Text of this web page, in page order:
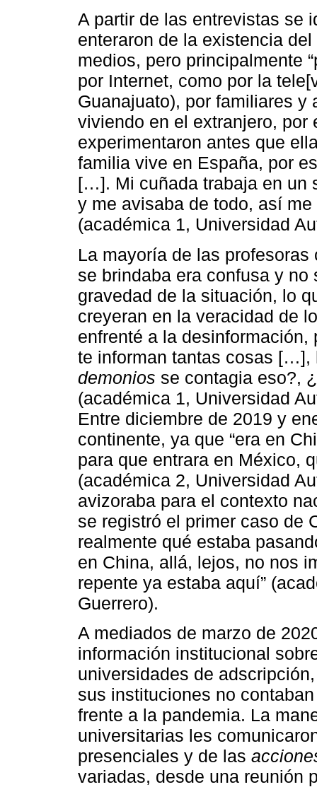
A partir de las entrevistas se
enteraron de la existencia
medios, pero principalmente
por Internet, como por la
Guanajuato), por familiares y
viviendo en el extranjero, por
experimentaron antes que
familia vive en España, por
[…]. Mi cuñada trabaja en un
y me avisaba de todo, así
(académica 1, Universidad
La mayoría de las
se brindaba era confusa y no
gravedad de la situación, lo
creyeran en la veracidad de
enfrenté a la
te informan tantas cosas […],
demonios se contagia eso?,
(académica 1, Universidad
Entre diciembre de 2019 y
continente, ya que “era en
para que entrara en México,
(académica 2, Universidad
avizoraba para el contexto
se registró el primer caso de
realmente qué estaba
en China, allá, lejos, no nos
repente ya estaba aquí”
Guerrero).
A mediados de marzo de
información institucional
universidades de
sus instituciones no
frente a la pandemia. La
universitarias les
presenciales y de las
variadas, desde una reunión